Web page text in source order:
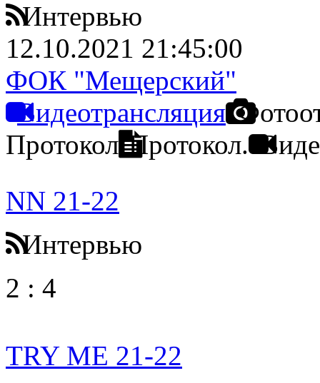
Интервью
12.10.2021 21:45:00
ФОК "Мещерский"
Видеотрансляция
Протокол Протокол.
NN 21-22
Интервью
2 : 4
TRY ME 21-22